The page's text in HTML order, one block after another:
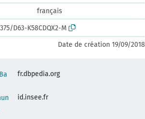
français
D63-K58CDQX2-M
Date de création 19/09/2018
fr.dbpedia.org
id.insee.fr